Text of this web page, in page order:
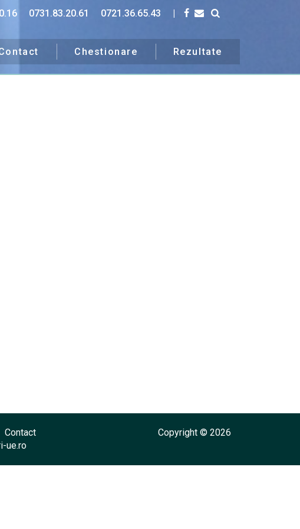
0731.83.20.61 0721.36.65.43 |
Chestionare Rezultate
Contact
ue.ro
Copyright © 2026